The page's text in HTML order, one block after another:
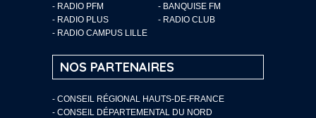
- RADIO PFM
- BANQUISE FM
- RADIO PLUS
- RADIO CLUB
- RADIO CAMPUS LILLE
NOS PARTENAIRES
- CONSEIL RÉGIONAL HAUTS-DE-FRANCE
- CONSEIL DÉPARTEMENTAL DU NORD